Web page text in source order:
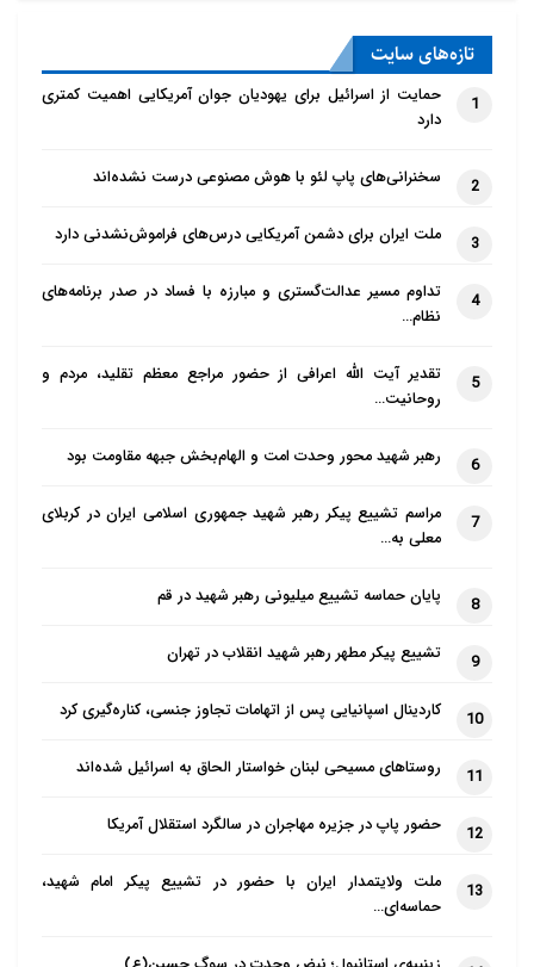
تازه‌‌های سایت
1
حمایت از اسرائیل برای یهودیان جوان آمریکایی اهمیت کمتری
دارد
2 سخنرانی‌های پاپ لئو با هوش مصنوعی درست نشده‌اند
3 ملت ایران برای دشمن آمریکایی درس‌های فراموش‌نشدنی دارد
4
تداوم مسیر عدالت‌گستری و مبارزه با فساد در صدر برنامه‌های
نظام…
5
تقدیر آیت الله اعرافی از حضور مراجع معظم تقلید، مردم و
روحانیت…
6 رهبر شهید محور وحدت امت و الهام‌بخش جبهه مقاومت بود
7
مراسم تشییع پیکر رهبر شهید جمهوری اسلامی ایران در کربلای
معلی به…
8 پایان حماسه تشییع میلیونی رهبر شهید در قم
9 تشییع پیکر مطهر رهبر شهید انقلاب در تهران
10 کاردینال اسپانیایی پس از اتهامات تجاوز جنسی، کناره‌گیری کرد
11 روستاهای مسیحی لبنان خواستار الحاق به اسرائیل شده‌اند
12 حضور پاپ در جزیره مهاجران در سالگرد استقلال آمریکا
13
ملت ولایتمدار ایران با حضور در تشییع پیکر امام شهید،
حماسه‌ای…